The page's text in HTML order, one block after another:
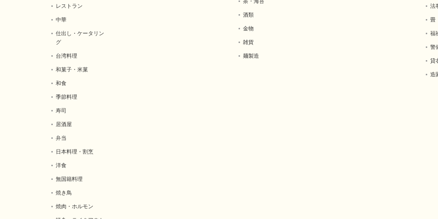
レストラン
中華
仕出し・ケータリン
グ
台湾料理
和菓子・米菓
和食
季節料理
寿司
居酒屋
弁当
日本料理・割烹
洋食
無国籍料理
焼き鳥
焼肉・ホルモン
酒類
金物
雑貨
麺製造
法
畳
福
警
貸
造